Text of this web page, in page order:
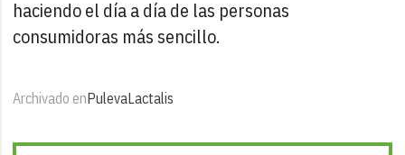
haciendo el día a día de las personas
consumidoras más sencillo.
Archivado enPulevaLactalis